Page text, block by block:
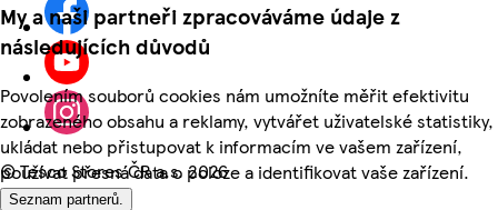
My a naši partneři zpracováváme údaje z
následujících důvodů
Povolením souborů cookies nám umožníte měřit efektivitu
zobrazeného obsahu a reklamy, vytvářet uživatelské statistiky,
ukládat nebo přistupovat k informacím ve vašem zařízení,
používat přesná data o poloze a identifikovat vaše zařízení.
Seznam partnerů.
©Tesco Stores ČR a.s. 2026